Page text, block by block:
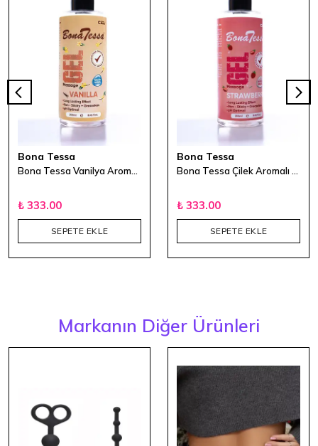
Bona Tessa
₺ 333.00
SEPETE EKLE
Bona Tessa
₺ 333.00
SEPETE EKLE
Markanın Diğer Ürünleri